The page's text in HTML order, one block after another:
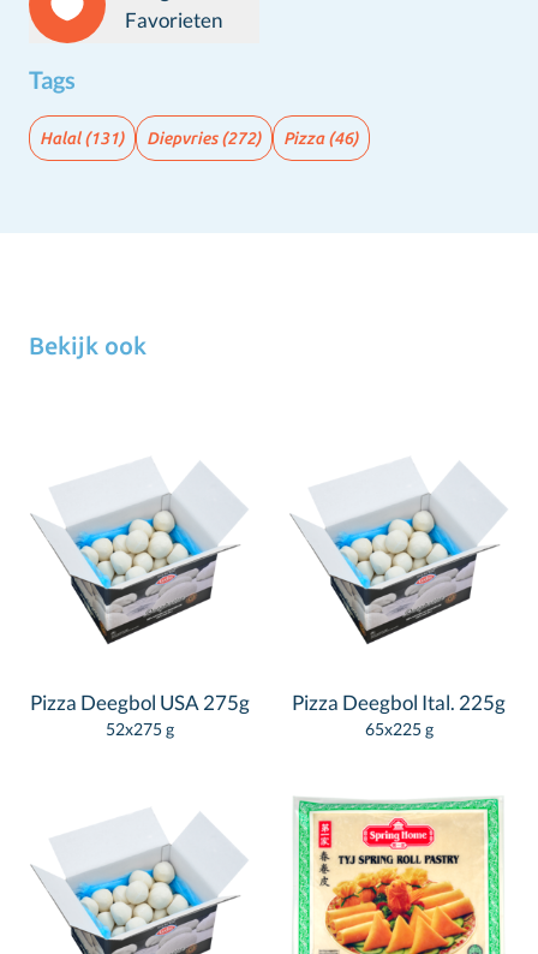
Favorieten
Tags
Halal(131) Diepvries(272) Pizza(46)
Bekijk ook
Pizza Deegbol USA 275g
52x275 g
Pizza Deegbol Ital. 225g
65x225 g